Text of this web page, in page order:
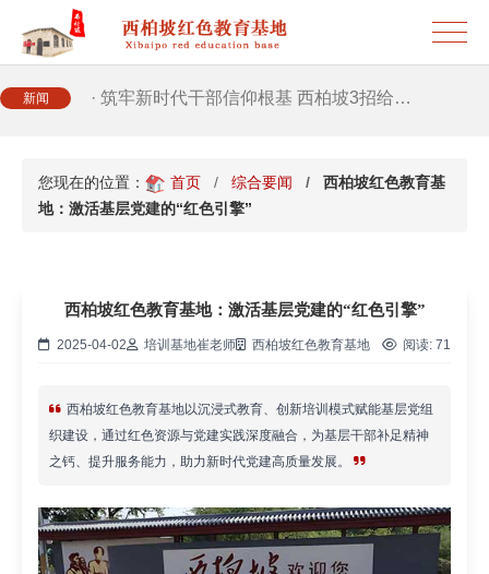
新闻
· 2026年干部培训提质增效三大路径，揭…
· 筑牢新时代干部信仰根基 西柏坡3招给…
您现在的位置： 首页 综合要闻
西柏坡红色教育基
地：激活基层党建的“红色引擎”
西柏坡红色教育基地：激活基层党建的“红色引擎”
2025-04-02 培训基地崔老师 西柏坡红色教育基地 阅读: 71
西柏坡红色教育基地以沉浸式教育、创新培训模式赋能基层党组
织建设，通过红色资源与党建实践深度融合，为基层干部补足精神
之钙、提升服务能力，助力新时代党建高质量发展。